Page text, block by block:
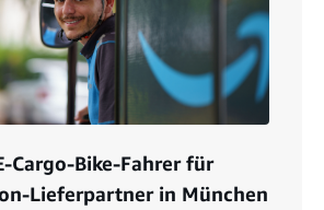
Cargo-Bike-Fahrer für
Lieferpartner in München